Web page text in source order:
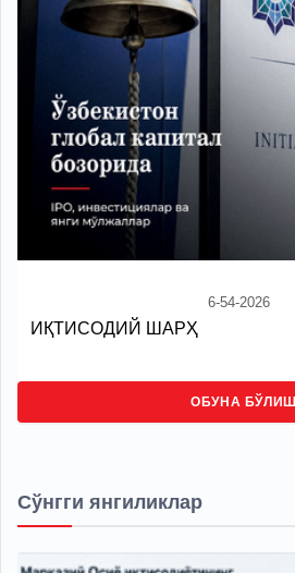
6-54-2026
ИҚТИСОДИЙ ШАРҲ
ОБУНА БЎЛИШ
Сўнгги янгиликлар